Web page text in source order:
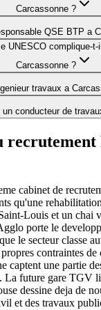
Carcassonne ?
QSE BTP a
UNESCO complique-
Carcassonne ?
travaux a
conducteur de
recrutement
cabinet de
qu'une
Louis et un chai
porte le
le secteur classe
contraintes de
captent une partie
La future gare TGV
dessine deja de
et des travaux